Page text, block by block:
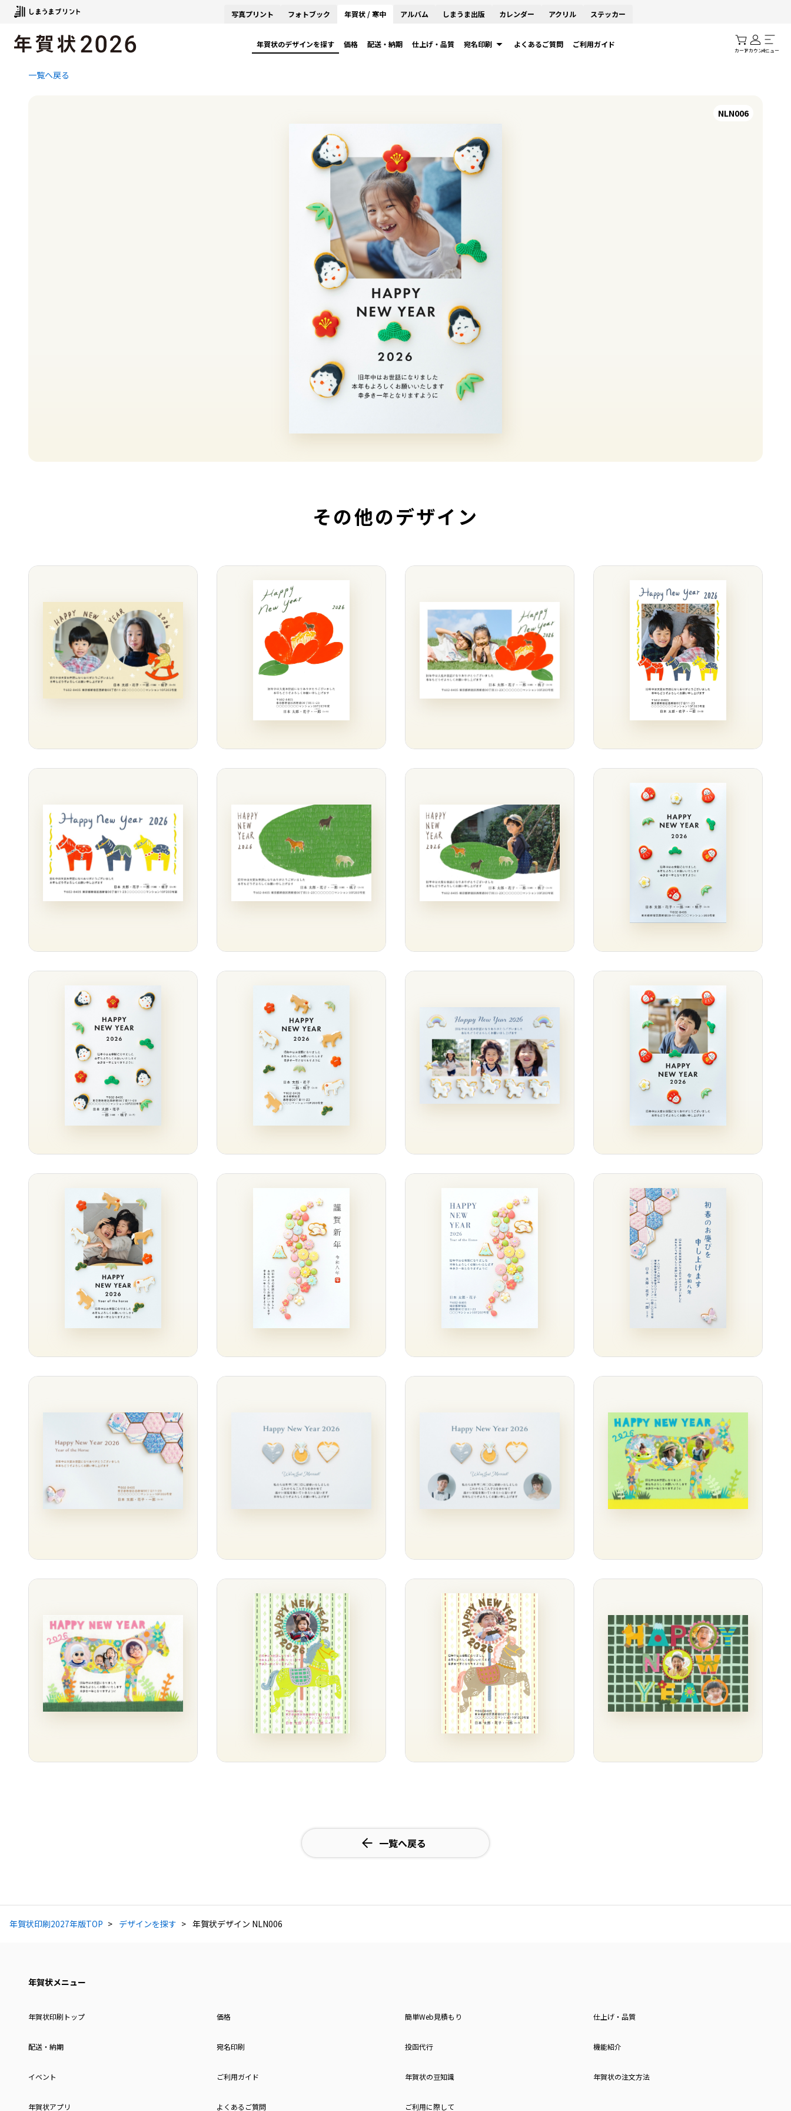
写真プリント フォトブック 年賀状 / 寒中 アルバム しまうま出版 カレンダー アクリル ステッカー
年賀状のデザインを探す 価格 配送・納期 仕上げ・品質 宛名印刷 よくあるご質問 ご利用ガイド
カートアカウントメニュー
一覧へ戻る
NLN006
その他のデザイン
一覧へ戻る
年賀状印刷2027年版TOP デザインを探す 年賀状デザイン NLN006
年賀状メニュー
年賀状印刷トップ 価格 簡単Web見積もり 仕上げ・品質
配送・納期 宛名印刷 投函代行 機能紹介
イベント ご利用ガイド 年賀状の豆知識 年賀状の注文方法
年賀状アプリ よくあるご質問 ご利用に際して